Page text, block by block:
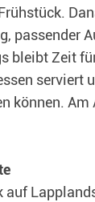
passender
bleibt Zeit
serviert
können.